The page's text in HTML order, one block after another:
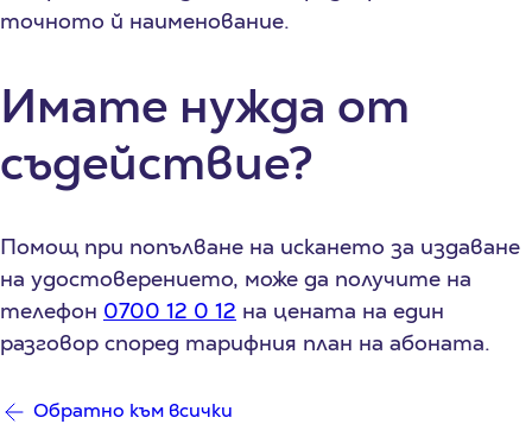
точното й наименование.
Имате нужда от
съдействие?
Помощ при попълване на искането за издаване
на удостоверението, може да получите на
телефон 0700 12 0 12 на цената на един
разговор според тарифния план на абоната.
Обратно към всички